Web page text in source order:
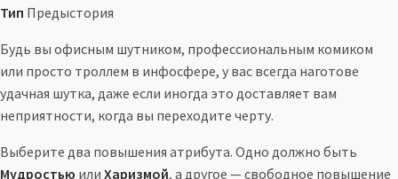
Тип Предыстория
Будь вы офисным шутником, профессиональным комиком
или просто троллем в инфосфере, у вас всегда наготове
удачная шутка, даже если иногда это доставляет вам
неприятности, когда вы переходите черту.
Выберите два повышения атрибута. Одно должно быть
Мудростью или Харизмой, а другое — свободное повышение